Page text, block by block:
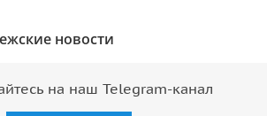
новости
на наш Telegram-канал